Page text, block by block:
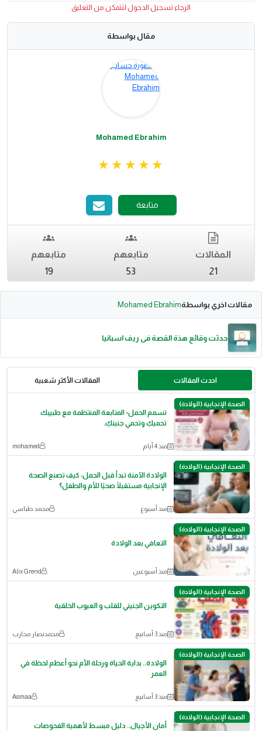
الرجاء تسجيل الدخول لتتمكن من التعليق
مقال بواسطة
Mohamed Ebrahim
متابعة
المقالات
21
متابعهم
53
متابعهم
19
مقالات اخري بواسطةMohamed Ebrahim
حدثت وقائع هذة القصة فى ريف اسبانيا
احدث المقالات المقالات الأكثر شعبية
الصحة الإنجابية (الولادة)
تسمم الحمل- المتابعة المنتظمة مع طبيبك
تحميكِ وتحمي جنينكِ.
منذ 4 أيام mohamed
الصحة الإنجابية (الولادة)
الولادة الآمنة تبدأ قبل الحمل: كيف تصنع الصحة
الإنجابية مستقبلًا صحيًا للأم والطفل؟
منذ أسبوع محمد طباسي
الصحة الإنجابية (الولادة)
التعافي بعد الولادة
منذ أسبوعين Alix Grend
الصحة الإنجابية (الولادة)
التكوين الجنيني للقلب و العيوب الخلقية
منذ 3 أسابيع محمدنصار محارب
الصحة الإنجابية (الولادة)
الولادة.. بداية الحياة ورحلة الأم نحو أعظم لحظة في
العمر
منذ 3 أسابيع Asmaa
الصحة الإنجابية (الولادة)
أمان الأجيال.. دليل مبسط لأهمية الفحوصات